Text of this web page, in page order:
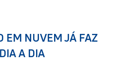
EM NUVEM JÁ FAZ
A DIA